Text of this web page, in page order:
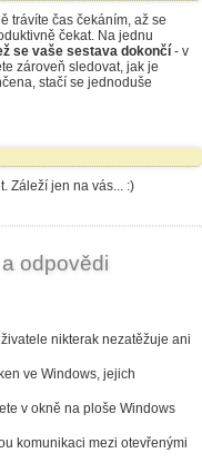
trávíte čas čekáním, až se
čekat. Na jednu
se vaše sestava dokončí - v
zároveň sledovat, jak je
stačí se jednoduše
Záleží jen na vás... :)
odpovědi
nikterak nezatěžuje ani
ve Windows, jejich
v okně na ploše Windows
komunikaci mezi otevřenými